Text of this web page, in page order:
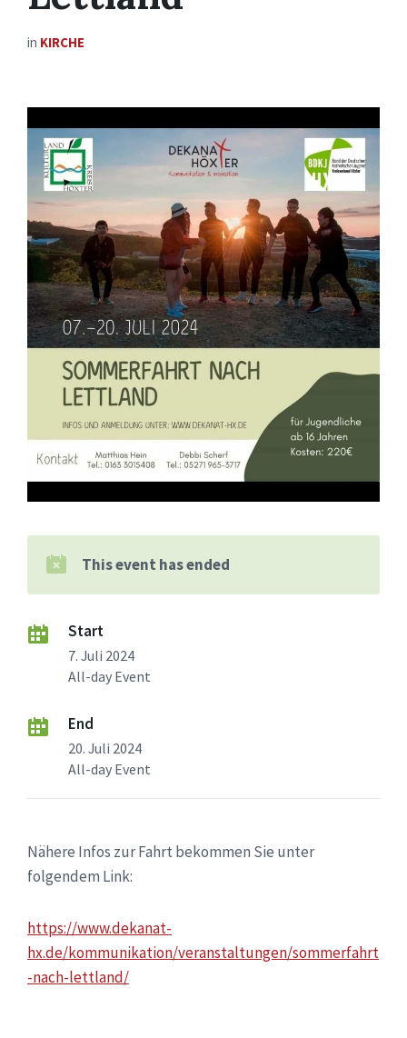
in KIRCHE
This event has ended
Start
7. Juli 2024
All-day Event
End
20. Juli 2024
All-day Event
Nähere Infos zur Fahrt bekommen Sie unter
folgendem Link:
https://www.dekanat-
hx.de/kommunikation/veranstaltungen/sommerfahrt
-nach-lettland/